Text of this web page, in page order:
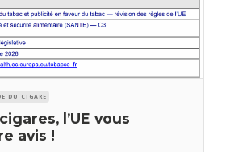
DU CIGARE
l’UE vous
avis !